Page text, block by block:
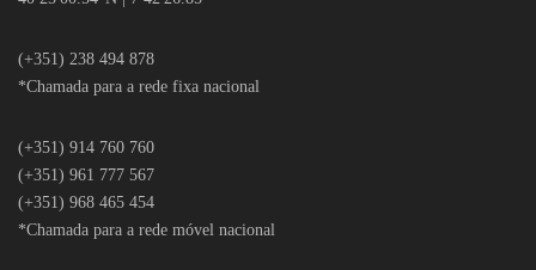
(+351) 238 494 878
*Chamada para a rede fixa nacional
(+351) 914 760 760
(+351) 961 777 567
(+351) 968 465 454
*Chamada para a rede móvel nacional